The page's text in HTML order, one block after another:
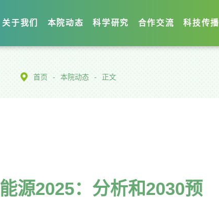
关于我们 本院动态 科学研究 合作交流 科技传播
首页 - 本院动态 - 正文
源2025：分析和2030预